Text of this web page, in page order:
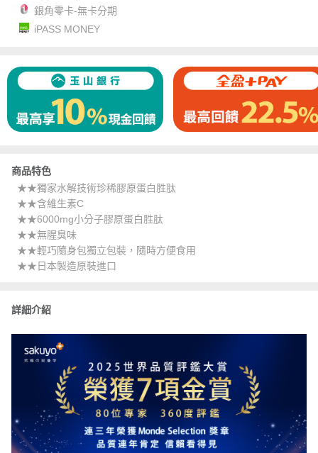
銀角零卡-無卡分期
iPASS MONEY
商品特色
★★獨家水解技術珍稀膠原蛋白胜肽
★★含維生素C
★★6000mg小分子膠原蛋白胜肽
★★無腥臭味
★★輕巧隨身包獨立包裝，隨時方便食用
★★日本製造原裝進口
詳細介紹